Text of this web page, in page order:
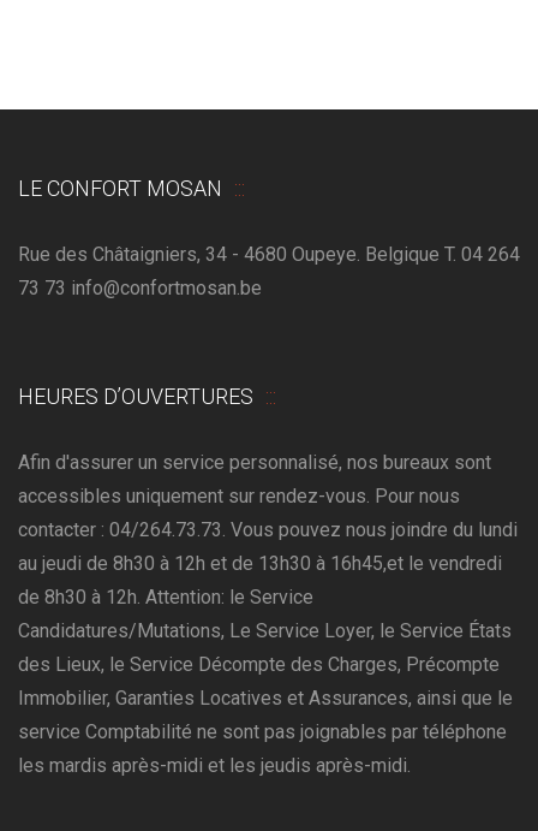
LE CONFORT MOSAN
Rue des Châtaigniers, 34 - 4680 Oupeye. Belgique T. 04 264
73 73 info@confortmosan.be
HEURES D’OUVERTURES
Afin d'assurer un service personnalisé, nos bureaux sont
accessibles uniquement sur rendez-vous. Pour nous
contacter : 04/264.73.73. Vous pouvez nous joindre du lundi
au jeudi de 8h30 à 12h et de 13h30 à 16h45,et le vendredi
de 8h30 à 12h. Attention: le Service
Candidatures/Mutations, Le Service Loyer, le Service États
des Lieux, le Service Décompte des Charges, Précompte
Immobilier, Garanties Locatives et Assurances, ainsi que le
service Comptabilité ne sont pas joignables par téléphone
les mardis après-midi et les jeudis après-midi.